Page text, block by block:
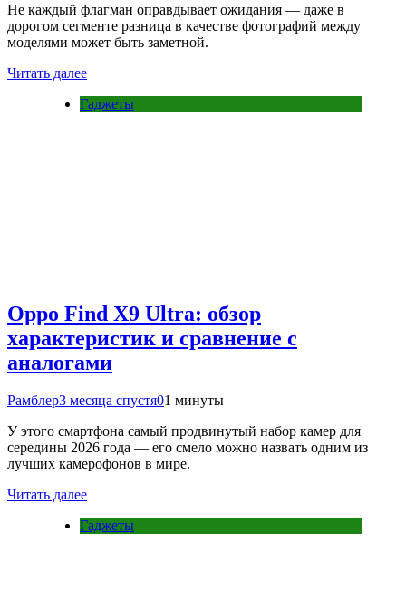
Не каждый флагман оправдывает ожидания — даже в
дорогом сегменте разница в качестве фотографий между
моделями может быть заметной.
Читать далее
Гаджеты
Oppo Find X9 Ultra: обзор
характеристик и сравнение с
аналогами
Рамблер3 месяца спустя01 минуты
У этого смартфона самый продвинутый набор камер для
середины 2026 года — его смело можно назвать одним из
лучших камерофонов в мире.
Читать далее
Гаджеты